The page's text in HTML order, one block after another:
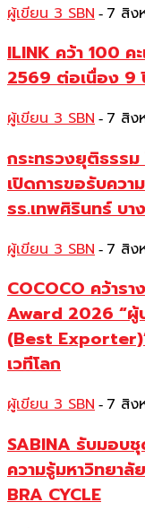
ผู้เขียน 3 SBN - 7 สิง
ILINK คว้า 100 ค
2569 ต่อเนื่อง 9
ผู้เขียน 3 SBN - 7 สิง
กระทรวงยุติธรร
เปิดการขอรับคว
รร.เทพศิรินทร์ บ
ผู้เขียน 3 SBN - 7 สิง
COCOCO คว้าร
Award 2026 “ผู้
(Best
เวทีโลก
ผู้เขียน 3 SBN - 7 สิง
SABINA รับมอบ
ความรู้มหาวิทยาลั
BRA CYCLE